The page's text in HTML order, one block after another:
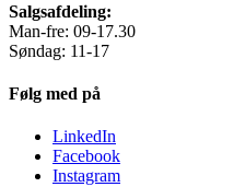
Salgsafdeling:
Man-fre: 09-17.30
Søndag: 11-17
Følg med på
LinkedIn
Facebook
Instagram